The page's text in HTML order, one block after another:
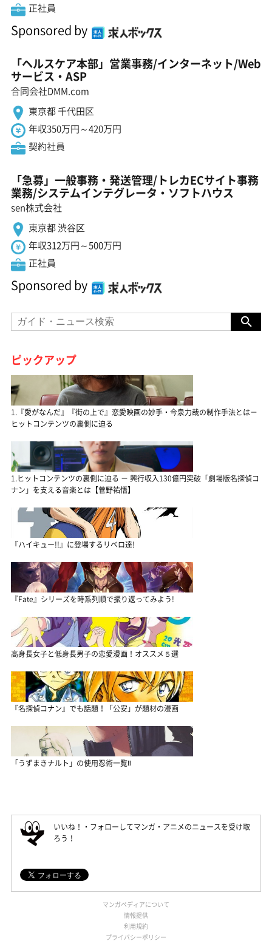
正社員
Sponsored by
「ヘルスケア本部」営業事務/インターネット/Web
サービス・ASP
合同会社DMM.com
東京都 千代田区
年収350万円～420万円
契約社員
「急募」一般事務・発送管理/トレカECサイト事務
業務/システムインテグレータ・ソフトハウス
sen株式会社
東京都 渋谷区
年収312万円～500万円
正社員
Sponsored by
ピックアップ
1.『愛がなんだ』『街の上で』恋愛映画の妙手・今泉力哉の制作手法とは－
ヒットコンテンツの裏側に迫る
1.ヒットコンテンツの裏側に迫る － 興行収入130億円突破「劇場版名探偵コ
ナン」を支える音楽とは【菅野祐悟】
『ハイキュー!!』に登場するリベロ達!
『Fate』シリーズを時系列順で振り返ってみよう!
高身長女子と低身長男子の恋愛漫画！オススメ５選
『名探偵コナン』でも話題！「公安」が題材の漫画
「うずまきナルト」の使用忍術一覧‼
いいね！・フォローしてマンガ・アニメのニュースを受け取
ろう！
マンガペディアについて
情報提供
利用規約
プライバシーポリシー